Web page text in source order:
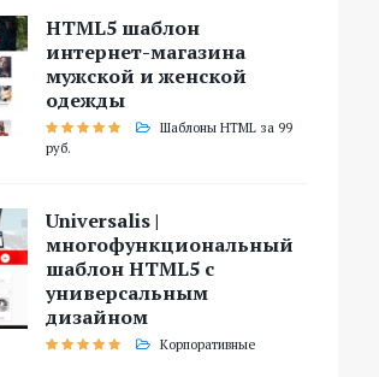
HTML5 шаблон
интернет-магазина
мужской и женской
одежды
Шаблоны HTML за 99
руб.
Universalis |
многофункциональный
шаблон HTML5 с
универсальным
дизайном
Корпоративные